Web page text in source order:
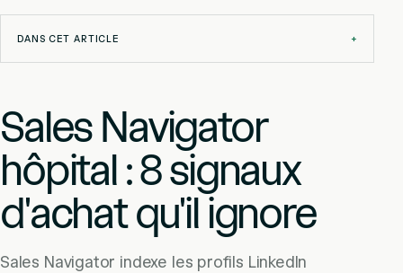
DANS CET ARTICLE +
Sales Navigator
hôpital : 8 signaux
d'achat qu'il ignore
Sales Navigator indexe les profils LinkedIn